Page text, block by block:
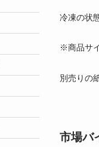
冷凍の状
※商品サ
別売りの
市場バ